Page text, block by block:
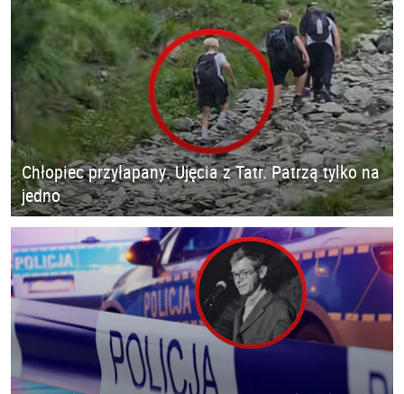
Chłopiec przyłapany. Ujęcia z Tatr. Patrzą tylko na
jedno